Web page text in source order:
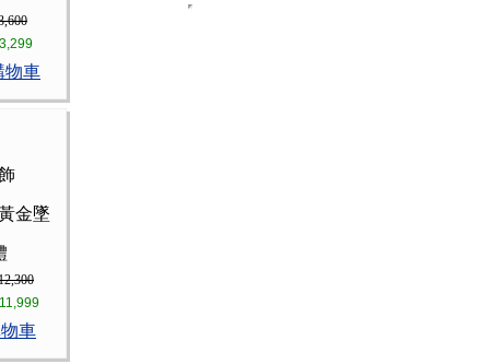
物車
金墜
車